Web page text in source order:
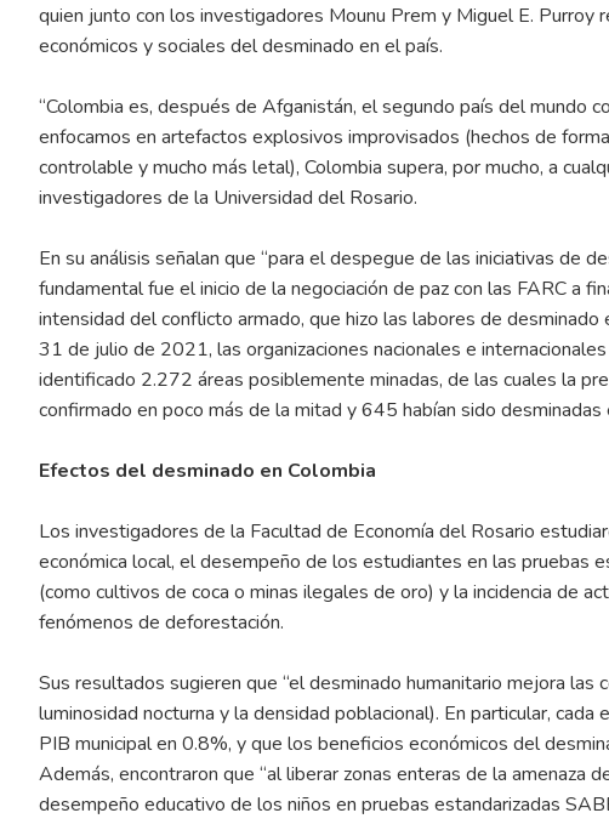
quien junto con los investigadores Mounu Prem y Miguel E. Purroy
económicos y sociales del desminado en el país.
“Colombia es, después de Afganistán, el segundo país del mundo
enfocamos en artefactos explosivos improvisados (hechos de
controlable y mucho más letal), Colombia supera, por mucho, a
investigadores de la Universidad del Rosario.
En su análisis señalan que “para el despegue de las iniciativas de
fundamental fue el inicio de la negociación de paz con las FARC a
intensidad del conflicto armado, que hizo las labores de desminado
31 de julio de 2021, las organizaciones nacionales e
identificado 2.272 áreas posiblemente minadas, de las cuales la
confirmado en poco más de la mitad y 645 habían sido desminadas
Efectos del desminado en Colombia
Los investigadores de la Facultad de Economía del Rosario
económica local, el desempeño de los estudiantes en las pruebas
(como cultivos de coca o minas ilegales de oro) y la incidencia de
fenómenos de deforestación.
Sus resultados sugieren que “el desminado humanitario mejora las
luminosidad nocturna y la densidad poblacional). En particular,
PIB municipal en 0.8%, y que los beneficios económicos del
Además, encontraron que “al liberar zonas enteras de la amenaza
desempeño educativo de los niños en pruebas estandarizadas